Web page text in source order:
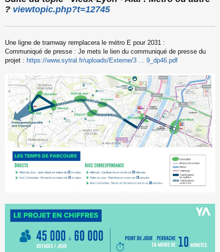
g
n
o
n
? viewtopic.php?t=12745
Une ligne de tramway remplacera le métro E pour 2031 :
Communiqué de presse : Je mets le lien du communiqué de presse du
projet : https://www.sytral.fr/uploads/Externe/3 ... 9_dp46.pdf